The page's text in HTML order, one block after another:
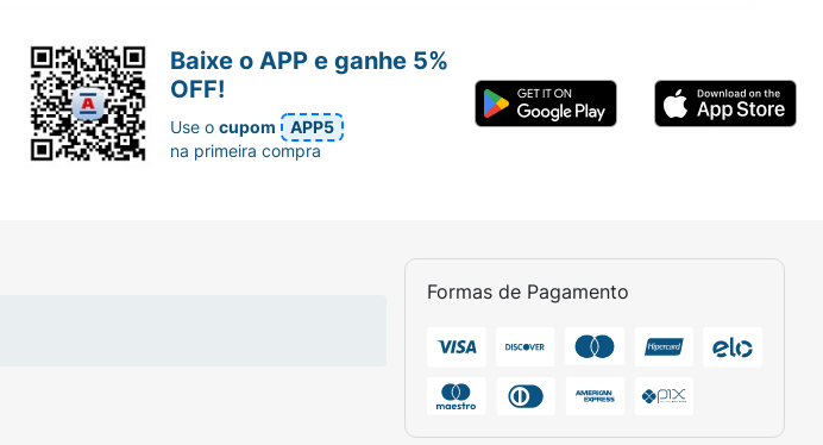
Formas de Pagamento
Baixe o APP e ganhe 5%
OFF!
Use ocupom
APP5
na primeira compra